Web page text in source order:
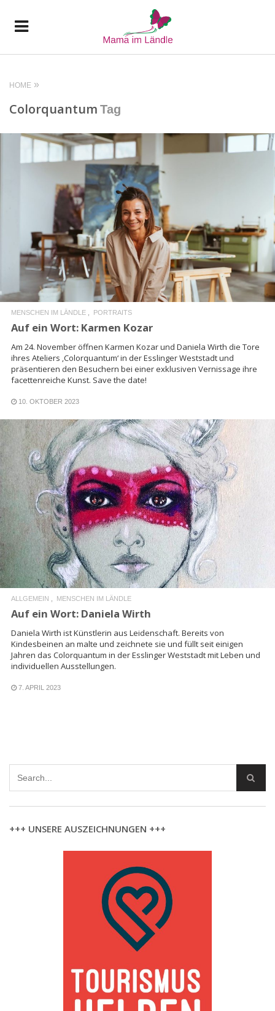
HOME
Colorquantum Tag
READ MORE
MENSCHEN IM LÄNDLE PORTRAITS
Auf ein Wort: Karmen Kozar
Am 24. November öffnen Karmen Kozar und Daniela Wirth die Tore
ihres Ateliers ‚Colorquantum‘ in der Esslinger Weststadt und
präsentieren den Besuchern bei einer exklusiven Vernissage ihre
facettenreiche Kunst. Save the date!
10. OKTOBER 2023
READ MORE
ALLGEMEIN MENSCHEN IM LÄNDLE
Auf ein Wort: Daniela Wirth
Daniela Wirth ist Künstlerin aus Leidenschaft. Bereits von
Kindesbeinen an malte und zeichnete sie und füllt seit einigen
Jahren das Colorquantum in der Esslinger Weststadt mit Leben und
individuellen Ausstellungen.
7. APRIL 2023
+++ UNSERE AUSZEICHNUNGEN +++